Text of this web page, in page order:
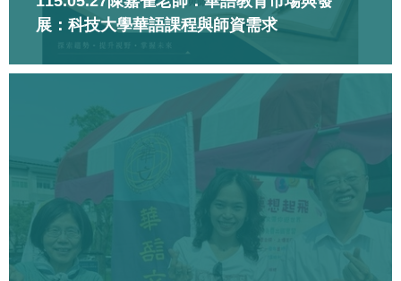
展：科技大學華語課程與師資需求